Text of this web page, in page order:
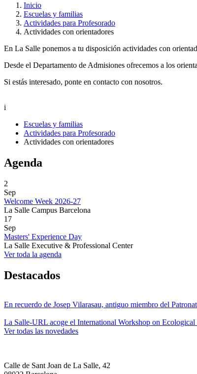
Inicio
Escuelas y familias
Actividades para Profesorado
Actividades con orientadores
En La Salle ponemos a tu disposición actividades con
Desde el Departamento de Admisiones ofrecemos a los
Si estás interesado, ponte en contacto con nosotros.
i
Escuelas y familias
Actividades para Profesorado
Actividades con orientadores
Agenda
2
Sep
Welcome Week 2026-27
La Salle Campus Barcelona
17
Sep
Masters' Experience Day
La Salle Executive & Professional Center
Ver toda la agenda
Destacados
En recuerdo de Josep Vilarasau, antiguo miembro del
La Salle-URL acoge el International Workshop on
Ver todas las novedades
Calle de Sant Joan de La Salle, 42